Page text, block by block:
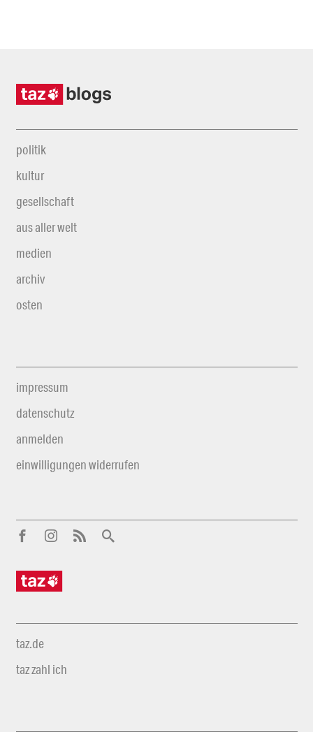
politik
kultur
gesellschaft
aus aller welt
medien
archiv
osten
impressum
datenschutz
anmelden
einwilligungen widerrufen
taz.de
taz zahl ich